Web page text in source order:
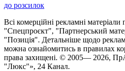
до розсилок
Всі комерційні рекламні матеріали
"Спецпроєкт", "Партнерський
"Позиція". Детальніше щодо
можна ознайомитись в правилах
права захищені. © 2005— 2026,
"Люкс"», 24 Канал.